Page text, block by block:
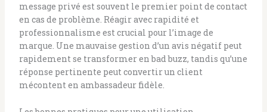
message privé est souvent le premier point de contact
en cas de problème. Réagir avec rapidité et
professionnalisme est crucial pour l’image de
marque. Une mauvaise gestion d’un avis négatif peut
rapidement se transformer en bad buzz, tandis qu’une
réponse pertinente peut convertir un client
mécontent en ambassadeur fidèle.